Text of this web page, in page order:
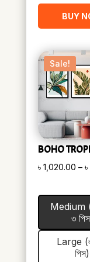
BUY
Sale!
BOHO
৳ 1,020.00 – ৳
Medium
৩
Large
পিস)